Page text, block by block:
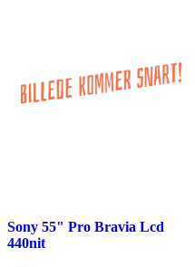
Sony 55" Pro Bravia Lcd
440nit